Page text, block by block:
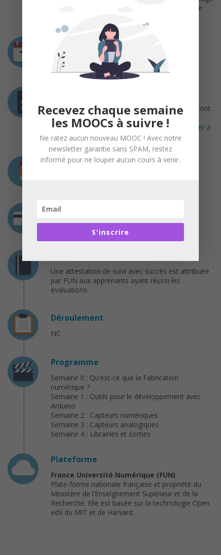
en écrivant des tutoriels, son plus gros ouvrage
4 semaines
Du 22 mai au 4 juillet 2018
Des notions en développement informatique sont
un plus.
Il est recommandé d’avoir suivi le MOOC s’Initier à
la fabrication numérique.
Charge de travail
Coût
Une attestation de suivi avec succès est attribuée
par FUN aux apprenants ayant réussi les
évaluations.
Déroulement
NC
Programme
Semaine 0 : Qu’est-ce que la Fabrication
numérique ?
Semaine 1 : Outils pour le développement avec
Arduino
Semaine 2 : Capteurs numériques
Semaine 3 : Capteurs analogiques
Semaine 4 : Librairies et sorties
Plateforme
France Université Numérique (FUN)
Plate-forme nationale française et propriété du
Ministère de l’Enseignement Supérieur et de la
Recherche. Elle est basée sur la technologie Open
edX du MIT et de Harvard.
Recevez chaque semaine
les MOOCs à suivre !
Ne ratez aucun nouveau MOOC ! Avec notre
newsletter garantie sans SPAM, restez
informé pour ne louper aucun cours à venir.
S'inscrire